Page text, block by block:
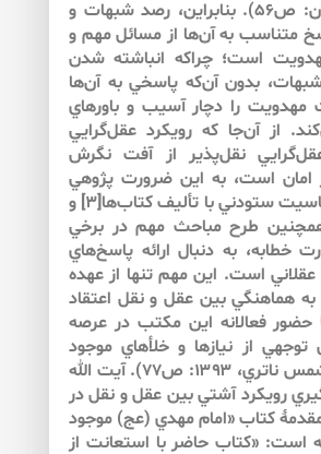
برطرف مي‌كنند (همان: ص۵۶). بنابراين، رصد شبهات و
متناسب به آن‌ها از مسائل مهم و
است؛ چراكه انباشته شدن
بدون آن‌كه پاسخي به آن‌ها
مهدويت را دچار آسيب و باورهاي
از آن‌جا كه رويكرد عقل‌‌گرايي
نقل‌‌پذير از آفت نگرش
است، به اين ضرورت پژوهي
توجه داشته و با حساسيت ستودني با تأليف كتاب‌‌ها[۳] و
همچنين طرح مباحث مهم در برخي
خطابه، به دنبال ارائه پاسخ‌‌هاي
است. اين مهم تنها از عهده
به هماهنگي بين عقل و نقل اعتقاد
حضور فعالانه اين مكتب در عرصه
از نيازها و خلأهاي موجود
برطرف شده است (شمس ناتري، ۱۳۹۳: ص۷۷). آيت الله
رويكرد آشتي بين عقل و نقل در
كتاب «امام مهدي (عج) موجود
است: «كتاب حاضر با استعانت از